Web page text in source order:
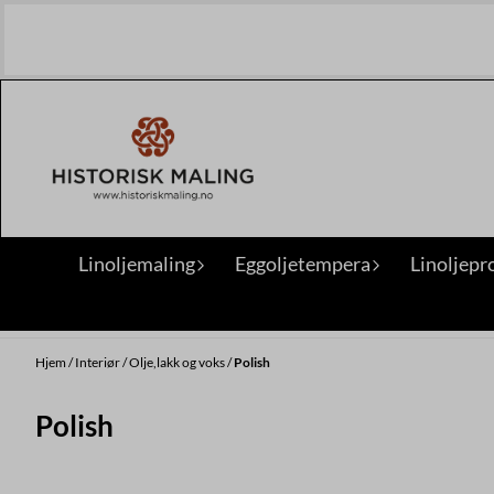
Linoljemaling Eggoljetempera
Hjem /Interiør/Olje,lakk og voks/Polish
Polish